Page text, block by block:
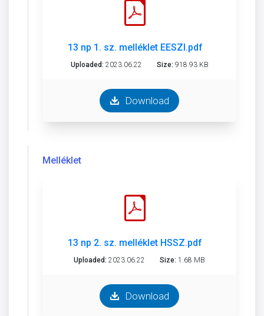
13 np 1. sz. melléklet EESZI.pdf
Uploaded: 2023.06.22 Size: 918.93 KB
Download
Melléklet
13 np 2. sz. melléklet HSSZ.pdf
Uploaded: 2023.06.22 Size: 1.68 MB
Download